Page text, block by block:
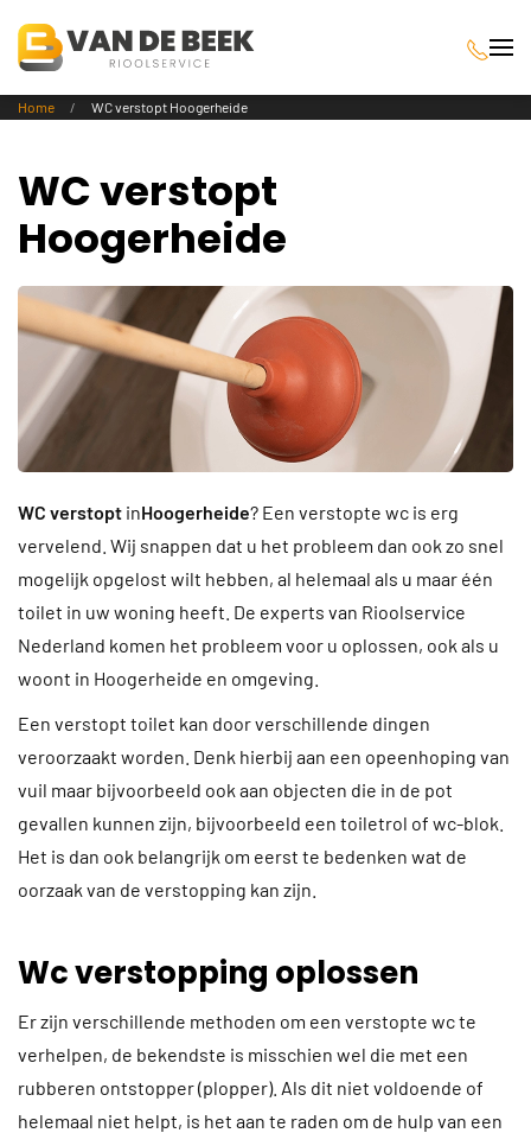
Terug naar hoofdinhoud
Home WC verstopt Hoogerheide
WC verstopt
Hoogerheide
WC verstopt inHoogerheide? Een verstopte wc is erg
vervelend. Wij snappen dat u het probleem dan ook zo snel
mogelijk opgelost wilt hebben, al helemaal als u maar één
toilet in uw woning heeft. De experts van Rioolservice
Nederland komen het probleem voor u oplossen, ook als u
woont in Hoogerheide en omgeving.
Een verstopt toilet kan door verschillende dingen
veroorzaakt worden. Denk hierbij aan een opeenhoping van
vuil maar bijvoorbeeld ook aan objecten die in de pot
gevallen kunnen zijn, bijvoorbeeld een toiletrol of wc-blok.
Het is dan ook belangrijk om eerst te bedenken wat de
oorzaak van de verstopping kan zijn.
Wc verstopping oplossen
Er zijn verschillende methoden om een verstopte wc te
verhelpen, de bekendste is misschien wel die met een
rubberen ontstopper (plopper). Als dit niet voldoende of
helemaal niet helpt, is het aan te raden om de hulp van een